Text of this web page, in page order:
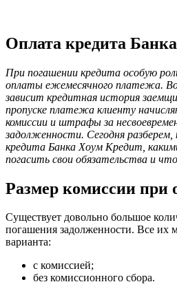
Оплата кредита
При погашении кредита особую
оплаты ежемесячного платежа.
зависит кредитная история
пропуске платежа клиенту
комиссии и штрафы за
задолженности. Сегодня
кредита Банка Хоум Кредит,
погасить свои обязательства и
Размер комиссии при
Существует довольно большое
погашения задолженности. Все их
варианта:
с комиссией;
без комиссионного сбора.